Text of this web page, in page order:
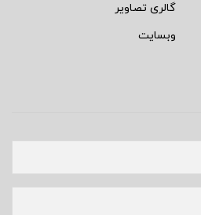
گالری تصاویر
وبسایت